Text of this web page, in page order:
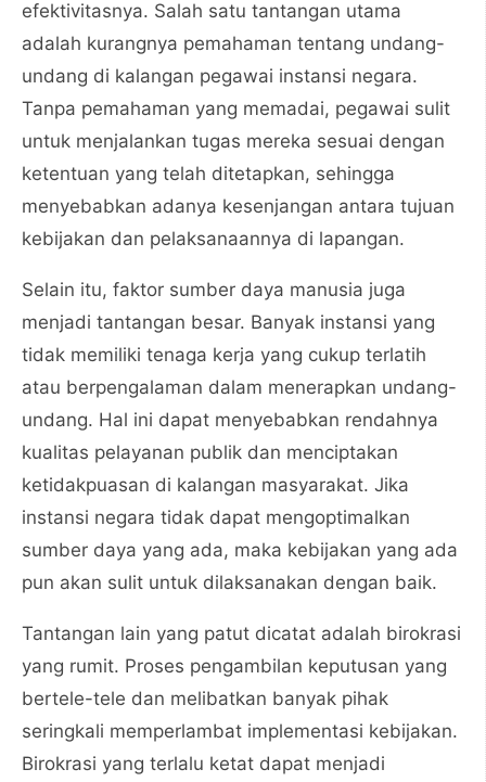
efektivitasnya. Salah satu tantangan utama
adalah kurangnya pemahaman tentang undang-
undang di kalangan pegawai instansi negara.
Tanpa pemahaman yang memadai, pegawai sulit
untuk menjalankan tugas mereka sesuai dengan
ketentuan yang telah ditetapkan, sehingga
menyebabkan adanya kesenjangan antara tujuan
kebijakan dan pelaksanaannya di lapangan.
Selain itu, faktor sumber daya manusia juga
menjadi tantangan besar. Banyak instansi yang
tidak memiliki tenaga kerja yang cukup terlatih
atau berpengalaman dalam menerapkan undang-
undang. Hal ini dapat menyebabkan rendahnya
kualitas pelayanan publik dan menciptakan
ketidakpuasan di kalangan masyarakat. Jika
instansi negara tidak dapat mengoptimalkan
sumber daya yang ada, maka kebijakan yang ada
pun akan sulit untuk dilaksanakan dengan baik.
Tantangan lain yang patut dicatat adalah birokrasi
yang rumit. Proses pengambilan keputusan yang
bertele-tele dan melibatkan banyak pihak
seringkali memperlambat implementasi kebijakan.
Birokrasi yang terlalu ketat dapat menjadi